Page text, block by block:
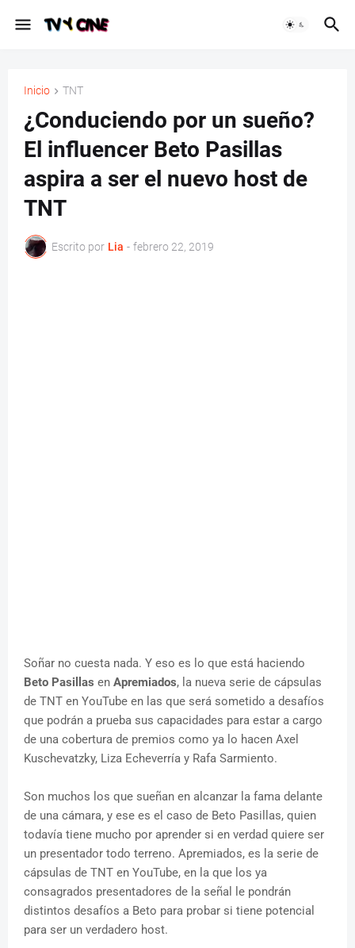
Inicio TNT
¿Conduciendo por un sueño?
El influencer Beto Pasillas
aspira a ser el nuevo host de
TNT
Escrito por Lia - febrero 22, 2019
Soñar no cuesta nada. Y eso es lo que está haciendo
Beto Pasillas en Apremiados, la nueva serie de cápsulas
de TNT en YouTube en las que será sometido a desafíos
que podrán a prueba sus capacidades para estar a cargo
de una cobertura de premios como ya lo hacen Axel
Kuschevatzky, Liza Echeverría y Rafa Sarmiento.
Son muchos los que sueñan en alcanzar la fama delante
de una cámara, y ese es el caso de Beto Pasillas, quien
todavía tiene mucho por aprender si en verdad quiere ser
un presentador todo terreno. Apremiados, es la serie de
cápsulas de TNT en YouTube, en la que los ya
consagrados presentadores de la señal le pondrán
distintos desafíos a Beto para probar si tiene potencial
para ser un verdadero host.